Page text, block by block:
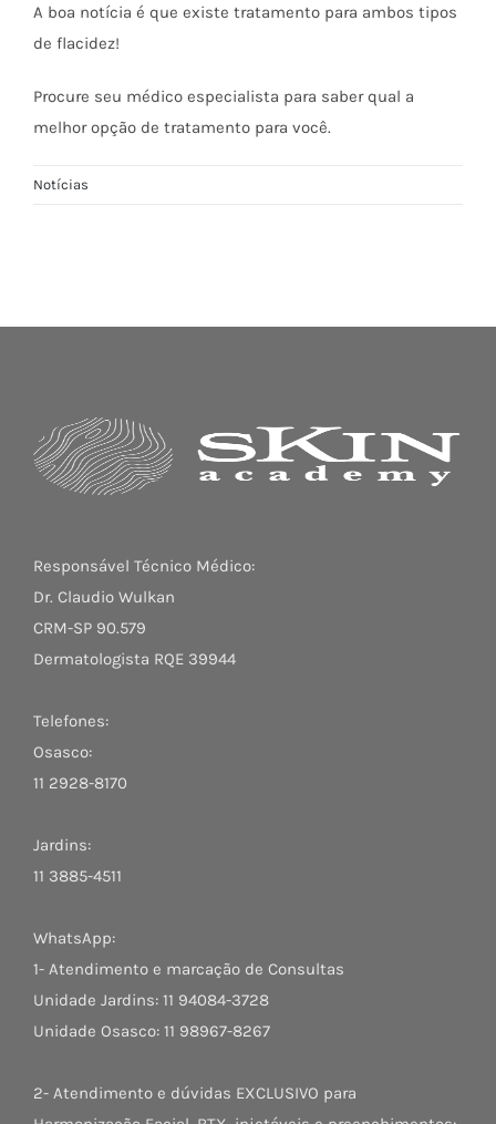
A boa notícia é que existe tratamento para ambos tipos
de flacidez!
Procure seu médico especialista para saber qual a
melhor opção de tratamento para você.
Notícias
Responsável Técnico Médico:
Dr. Claudio Wulkan
CRM-SP 90.579
Dermatologista RQE 39944
Telefones:
Osasco:
11 2928-8170
Jardins:
11 3885-4511
WhatsApp:
1- Atendimento e marcação de Consultas
Unidade Jardins: 11 94084-3728
Unidade Osasco: 11 98967-8267
2- Atendimento e dúvidas EXCLUSIVO para